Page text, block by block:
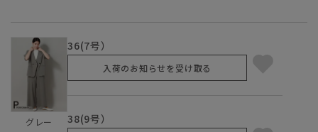
グレー
36(7号）
入荷のお知らせを受け取る
38(9号）